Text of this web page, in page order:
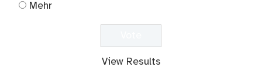
Mehr
View Results